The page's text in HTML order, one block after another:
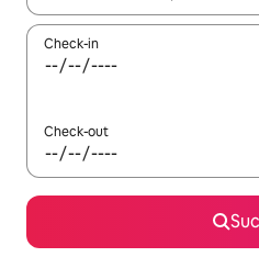
Check-in
Check-out